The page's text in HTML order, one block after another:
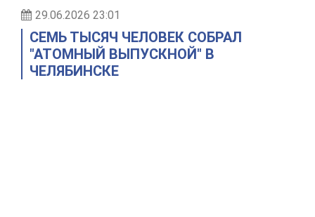
29.06.2026 23:01
СЕМЬ ТЫСЯЧ ЧЕЛОВЕК СОБРАЛ
"АТОМНЫЙ ВЫПУСКНОЙ" В
ЧЕЛЯБИНСКЕ